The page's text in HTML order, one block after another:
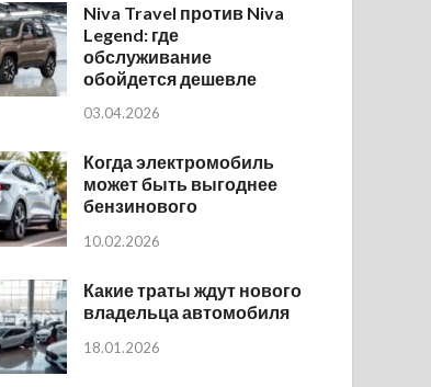
Niva Travel против Niva
Legend: где
обслуживание
обойдется дешевле
03.04.2026
Когда электромобиль
может быть выгоднее
бензинового
10.02.2026
Какие траты ждут нового
владельца автомобиля
18.01.2026